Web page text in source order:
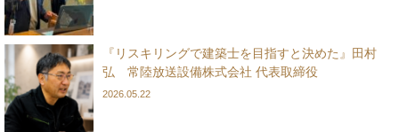
『リスキリングで建築士を目指すと決めた』田村
弘 常陸放送設備株式会社 代表取締役
2026.05.22